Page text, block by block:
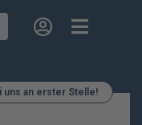
uns an erster Stelle!